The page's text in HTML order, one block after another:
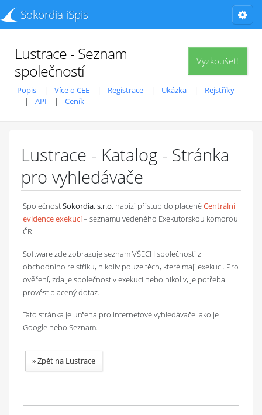
Sokordia iSpis
Vyzkoušet!
Lustrace - Seznam
společností
Popis Více o CEE Registrace Ukázka
Rejstříky
API
Ceník
Lustrace - Katalog - Stránka
pro vyhledávače
SpolečnostSokordia, s.r.o. nabízí přístup do placenéCentrální
evidence exekucí– seznamu vedeného Exekutorskou komorou
ČR.
Software zde zobrazuje seznam VŠECH společností z
obchodního rejstříku, nikoliv pouze těch, které mají exekuci. Pro
ověření, zda je společnost v exekuci nebo nikoliv, je potřeba
provést placený dotaz.
Tato stránka je určena pro internetové vyhledávače jako je
Google nebo Seznam.
»Zpět na Lustrace